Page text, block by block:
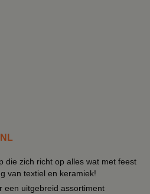
die zich richt op alles wat met feest
van textiel en keramiek!
een uitgebreid assortiment